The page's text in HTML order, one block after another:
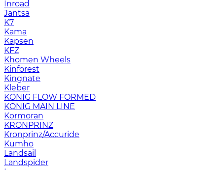
Inroad
Jantsa
K7
Kama
Kapsen
KFZ
Khomen Wheels
Kinforest
Kingnate
Kleber
KONIG FLOW FORMED
KONIG MAIN LINE
Kormoran
KRONPRINZ
Kronprinz/Accuride
Kumho
Landsail
Landspider